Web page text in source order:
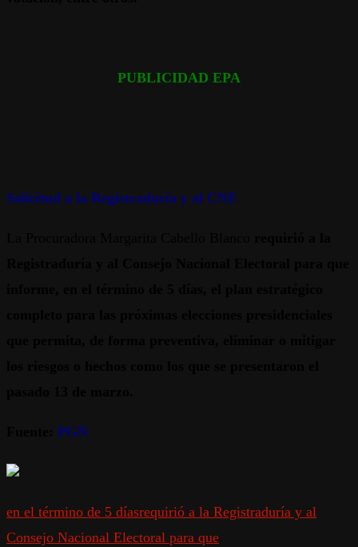
PUBLICIDAD EPA
Solicitud a la Registraduría y al CNE
PGN
en el término de 5 díasrequirió a la Registraduría y al
Consejo Nacional Electoral para que